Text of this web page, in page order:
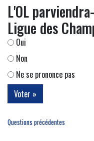
L'OL
Ligue des
Oui
Non
Ne se prononce pas
Questions précédentes